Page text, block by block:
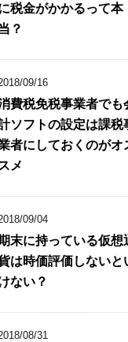
税金がかかるって本
？
09/16
費税免税事業者でも
ソフトの設定は課税
者にしておくのがオ
スメ
09/04
末に持っている仮想
は時価評価しないと
ない？
08/31